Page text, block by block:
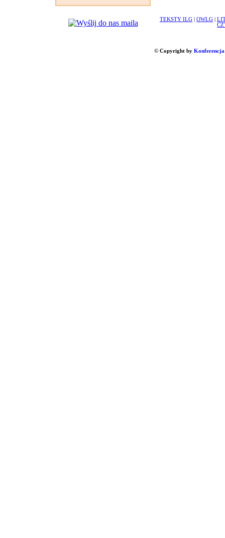
TEKSTY ILG OWLG
© Copyright by Konferencja